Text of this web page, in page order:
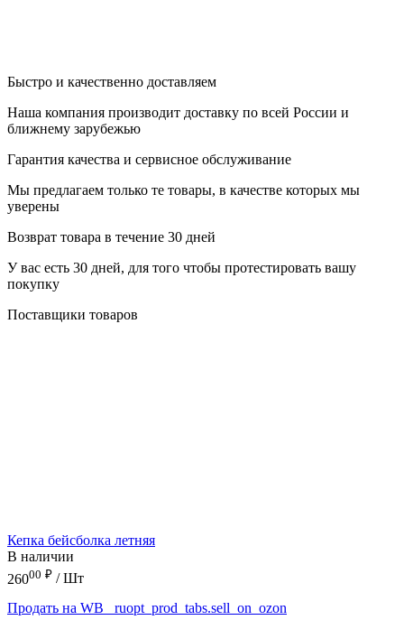
Быстро и качественно доставляем
Наша компания производит доставку по всей России и
ближнему зарубежью
Гарантия качества и сервисное обслуживание
Мы предлагаем только те товары, в качестве которых мы
уверены
Возврат товара в течение 30 дней
У вас есть 30 дней, для того чтобы протестировать вашу
покупку
Поставщики товаров
Кепка бейсболка летняя
В наличии
26000 ₽ / Шт
Продать на WB
_ruopt_prod_tabs.sell_on_ozon